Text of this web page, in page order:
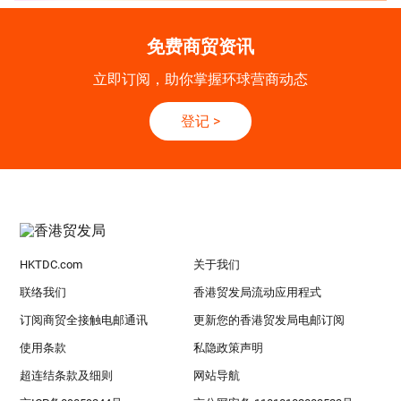
免费商贸资讯
立即订阅，助你掌握环球营商动态
登记 >
HKTDC.com 关于我们
联络我们 香港贸发局流动应用程式
订阅商贸全接触电邮通讯 更新您的香港贸发局电邮订阅
使用条款 私隐政策声明
超连结条款及细则 网站导航